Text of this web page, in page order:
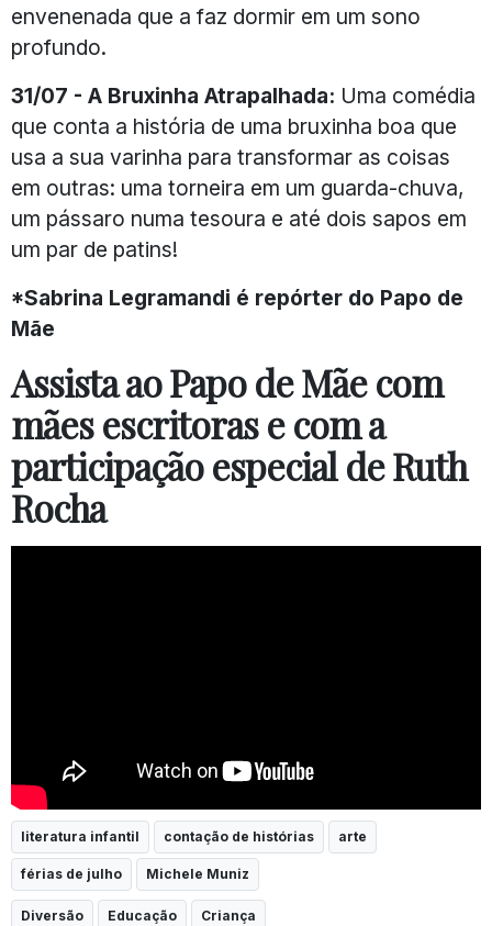
envenenada que a faz dormir em um sono
profundo.
31/07 - A Bruxinha Atrapalhada: Uma comédia
que conta a história de uma bruxinha boa que
usa a sua varinha para transformar as coisas
em outras: uma torneira em um guarda-chuva,
um pássaro numa tesoura e até dois sapos em
um par de patins!
*Sabrina Legramandi é repórter do Papo de
Mãe
Assista ao Papo de Mãe com
mães escritoras e com a
participação especial de Ruth
Rocha
literatura infantil contação de histórias arte
férias de julho Michele Muniz
Diversão Educação Criança